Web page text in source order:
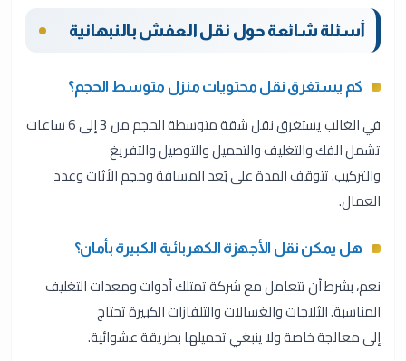
أسئلة شائعة حول نقل العفش بالنبهانية
كم يستغرق نقل محتويات منزل متوسط الحجم؟
في الغالب يستغرق نقل شقة متوسطة الحجم من 3 إلى 6 ساعات
تشمل الفك والتغليف والتحميل والتوصيل والتفريغ
والتركيب. تتوقف المدة على بُعد المسافة وحجم الأثاث وعدد
العمال.
هل يمكن نقل الأجهزة الكهربائية الكبيرة بأمان؟
نعم، بشرط أن تتعامل مع شركة تمتلك أدوات ومعدات التغليف
المناسبة. الثلاجات والغسالات والتلفازات الكبيرة تحتاج
إلى معالجة خاصة ولا ينبغي تحميلها بطريقة عشوائية.